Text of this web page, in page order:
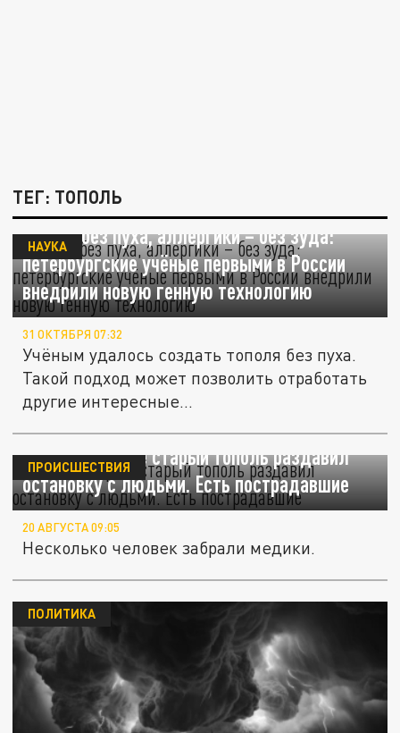
ТЕГ: ТОПОЛЬ
Тополя без пуха, аллергики – без зуда:
петербургские учёные первыми в России
внедрили новую генную технологию
НАУКА
31 ОКТЯБРЯ 07:32
Учёным удалось создать тополя без пуха.
Такой подход может позволить отработать
другие интересные...
В Новосибирске старый тополь раздавил
остановку с людьми. Есть пострадавшие
ПРОИСШЕСТВИЯ
20 АВГУСТА 09:05
Несколько человек забрали медики.
ПОЛИТИКА